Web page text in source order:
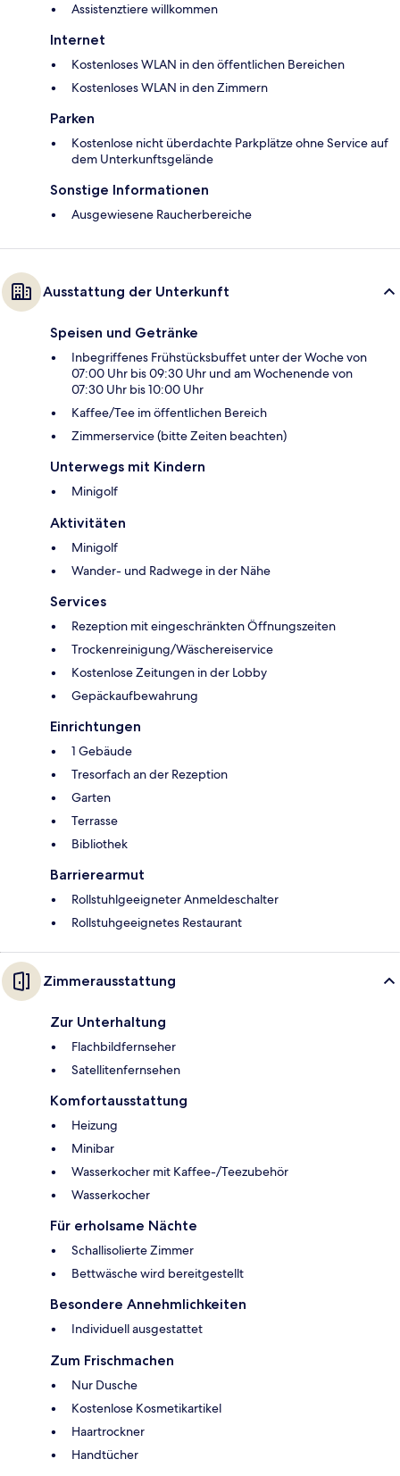
Assistenztiere willkommen
Internet
Kostenloses WLAN in den öffentlichen Bereichen
Kostenloses WLAN in den Zimmern
Parken
Kostenlose nicht überdachte Parkplätze ohne Service auf
dem Unterkunftsgelände
Sonstige Informationen
Ausgewiesene Raucherbereiche
Ausstattung der Unterkunft
Speisen und Getränke
Inbegriffenes Frühstücksbuffet unter der Woche von
07:00 Uhr bis 09:30 Uhr und am Wochenende von
07:30 Uhr bis 10:00 Uhr
Kaffee/Tee im öffentlichen Bereich
Zimmerservice (bitte Zeiten beachten)
Unterwegs mit Kindern
Minigolf
Aktivitäten
Minigolf
Wander- und Radwege in der Nähe
Services
Rezeption mit eingeschränkten Öffnungszeiten
Trockenreinigung/Wäschereiservice
Kostenlose Zeitungen in der Lobby
Gepäckaufbewahrung
Einrichtungen
1 Gebäude
Tresorfach an der Rezeption
Garten
Terrasse
Bibliothek
Barrierearmut
Rollstuhlgeeigneter Anmeldeschalter
Rollstuhgeeignetes Restaurant
Zimmerausstattung
Zur Unterhaltung
Flachbildfernseher
Satellitenfernsehen
Komfortausstattung
Heizung
Minibar
Wasserkocher mit Kaffee-/Teezubehör
Wasserkocher
Für erholsame Nächte
Schallisolierte Zimmer
Bettwäsche wird bereitgestellt
Besondere Annehmlichkeiten
Individuell ausgestattet
Zum Frischmachen
Nur Dusche
Kostenlose Kosmetikartikel
Haartrockner
Handtücher